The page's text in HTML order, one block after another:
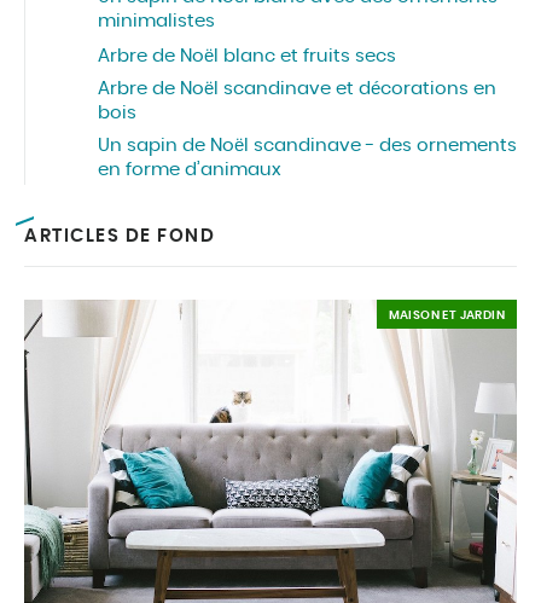
minimalistes
Arbre de Noël blanc et fruits secs
Arbre de Noël scandinave et décorations en
bois
Un sapin de Noël scandinave - des ornements
en forme d’animaux
ARTICLES DE FOND
MAISON ET JARDIN